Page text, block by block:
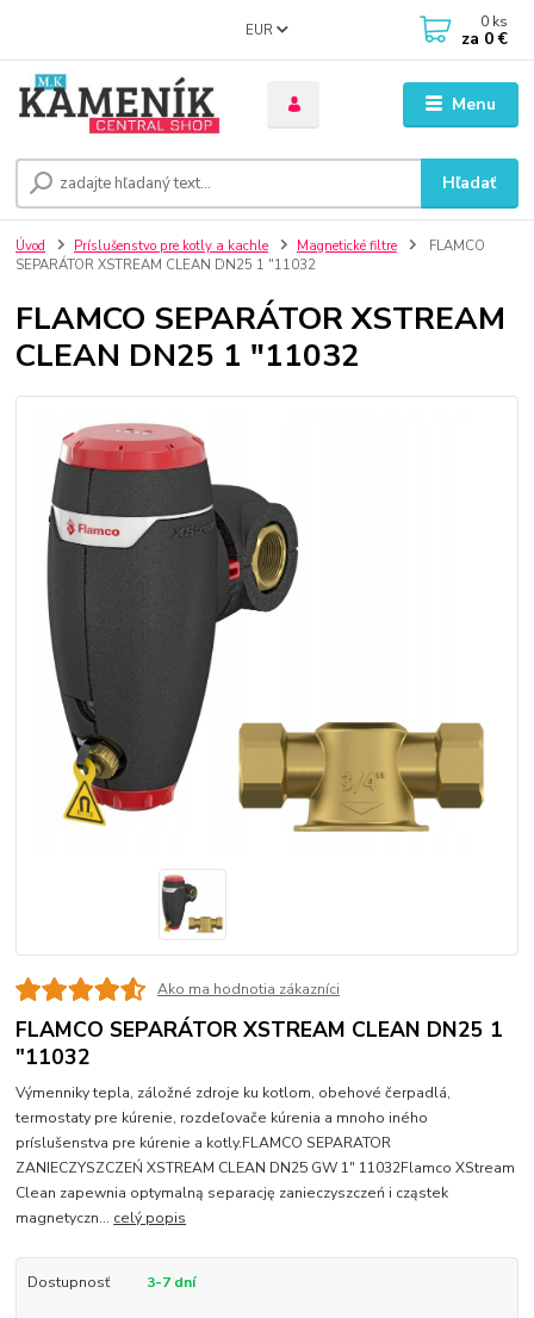
Menu
EUR
Hľadať
0 ks
za 0 €
Úvod Príslušenstvo pre kotly a kachle Magnetické filtre
FLAMCO
SEPARÁTOR XSTREAM CLEAN DN25 1 "11032
FLAMCO SEPARÁTOR XSTREAM
CLEAN DN25 1 "11032
Ako ma hodnotia zákazníci
FLAMCO SEPARÁTOR XSTREAM CLEAN DN25 1
"11032
Výmenniky tepla, záložné zdroje ku kotlom, obehové čerpadlá,
termostaty pre kúrenie, rozdeľovače kúrenia a mnoho iného
príslušenstva pre kúrenie a kotly.FLAMCO SEPARATOR
ZANIECZYSZCZEŃ XSTREAM CLEAN DN25 GW 1" 11032Flamco XStream
Clean zapewnia optymalną separację zanieczyszczeń i cząstek
magnetyczn... celý popis
Dostupnosť 3-7 dní